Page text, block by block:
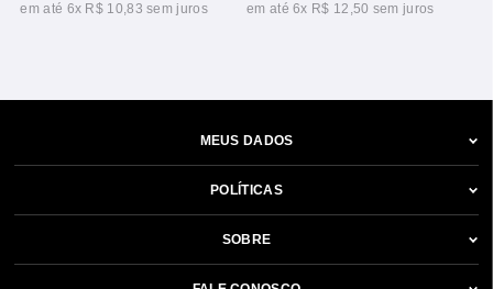
6x R$ 10,83 6x R$ 12,50
MEUS DADOS
POLÍTICAS
SOBRE